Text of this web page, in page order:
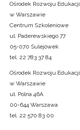
Ośrodek Rozwoju Edukacji
w Warszawie
Centrum Szkoleniowe
ul. Paderewskiego 77
05-070 Sulejówek
tel. 22 783 37 84
Ośrodek Rozwoju Edukacji
w Warszawie
ul. Polna 46A
00-644 Warszawa
tel. 22 570 83 00